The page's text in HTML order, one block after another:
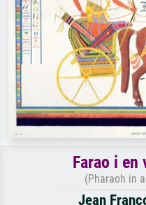
Farao i en
(Pharaoh in
Jean